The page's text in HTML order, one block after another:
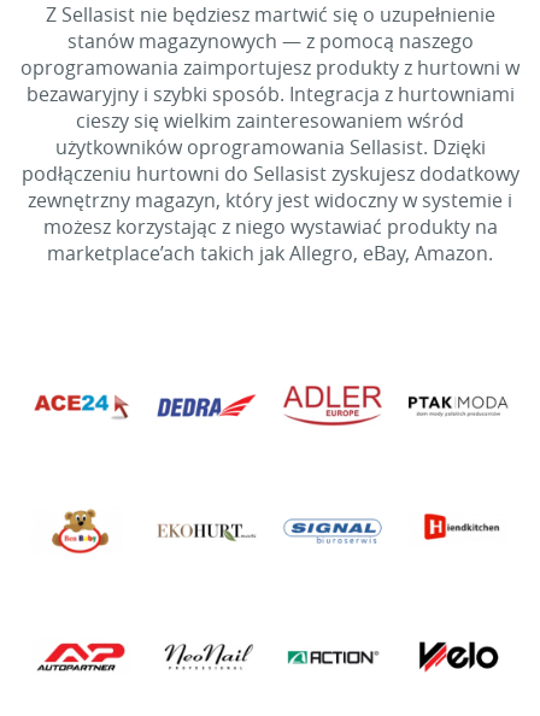
Z Sellasist nie będziesz martwić się o uzupełnienie
stanów magazynowych — z pomocą naszego
oprogramowania zaimportujesz produkty z hurtowni w
bezawaryjny i szybki sposób. Integracja z hurtowniami
cieszy się wielkim zainteresowaniem wśród
użytkowników oprogramowania Sellasist. Dzięki
podłączeniu hurtowni do Sellasist zyskujesz dodatkowy
zewnętrzny magazyn, który jest widoczny w systemie i
możesz korzystając z niego wystawiać produkty na
marketplace’ach takich jak Allegro, eBay, Amazon.